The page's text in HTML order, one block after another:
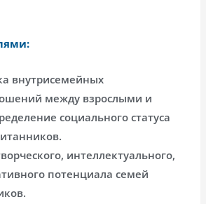
внутрисемейных
между взрослыми и
социального статуса
интеллектуального,
потенциала семей